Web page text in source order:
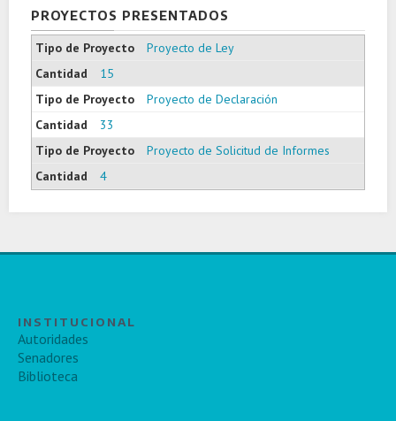
PROYECTOS PRESENTADOS
Proyecto de Ley
15
Proyecto de Declaración
33
Proyecto de Solicitud de Informes
4
INSTITUCIONAL
Autoridades
Senadores
Biblioteca